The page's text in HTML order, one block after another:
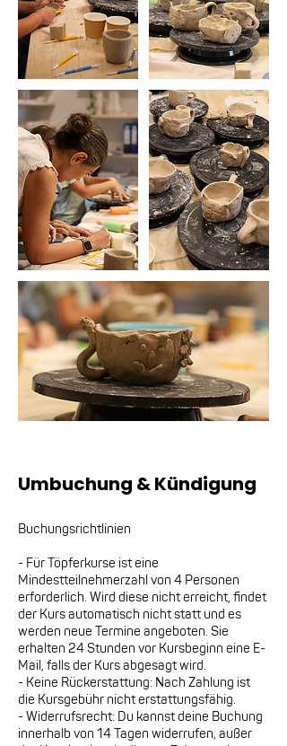
Umbuchung & Kündigung
Buchungsrichtlinien
- Für Töpferkurse ist eine
Mindestteilnehmerzahl von 4 Personen
erforderlich. Wird diese nicht erreicht, findet
der Kurs automatisch nicht statt und es
werden neue Termine angeboten. Sie
erhalten 24 Stunden vor Kursbeginn eine E-
Mail, falls der Kurs abgesagt wird.
- Keine Rückerstattung: Nach Zahlung ist
die Kursgebühr nicht erstattungsfähig.
- Widerrufsrecht: Du kannst deine Buchung
innerhalb von 14 Tagen widerrufen, außer